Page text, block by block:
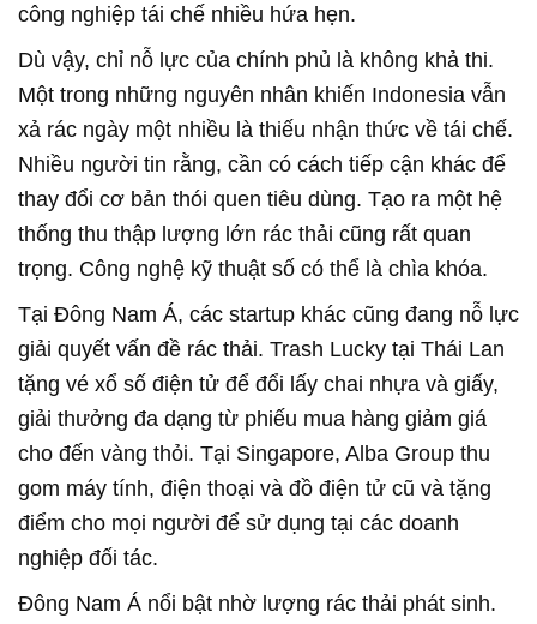
công nghiệp tái chế nhiều hứa hẹn.
Dù vậy, chỉ nỗ lực của chính phủ là không khả thi.
Một trong những nguyên nhân khiến Indonesia vẫn
xả rác ngày một nhiều là thiếu nhận thức về tái chế.
Nhiều người tin rằng, cần có cách tiếp cận khác để
thay đổi cơ bản thói quen tiêu dùng. Tạo ra một hệ
thống thu thập lượng lớn rác thải cũng rất quan
trọng. Công nghệ kỹ thuật số có thể là chìa khóa.
Tại Đông Nam Á, các startup khác cũng đang nỗ lực
giải quyết vấn đề rác thải. Trash Lucky tại Thái Lan
tặng vé xổ số điện tử để đổi lấy chai nhựa và giấy,
giải thưởng đa dạng từ phiếu mua hàng giảm giá
cho đến vàng thỏi. Tại Singapore, Alba Group thu
gom máy tính, điện thoại và đồ điện tử cũ và tặng
điểm cho mọi người để sử dụng tại các doanh
nghiệp đối tác.
Đông Nam Á nổi bật nhờ lượng rác thải phát sinh.